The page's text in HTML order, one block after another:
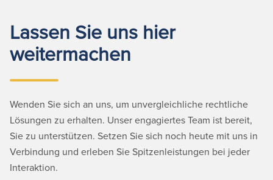
Lassen Sie uns hier
weitermachen
Wenden Sie sich an uns, um unvergleichliche rechtliche
Lösungen zu erhalten. Unser engagiertes Team ist bereit,
Sie zu unterstützen. Setzen Sie sich noch heute mit uns in
Verbindung und erleben Sie Spitzenleistungen bei jeder
Interaktion.